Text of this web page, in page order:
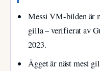
Messi VM-bilden är
gilla – verifierat av
2023.
Ägget är näst mest